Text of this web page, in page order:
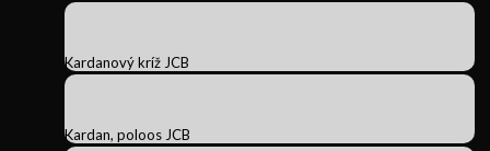
Kardanový kríž JCB
Kardan, poloos JCB